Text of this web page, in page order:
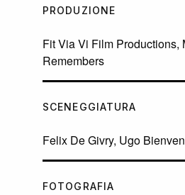
PRODUZIONE
Fit Via Vi Film Productions,
Remembers
SCENEGGIATURA
Felix De Givry, Ugo
FOTOGRAFIA